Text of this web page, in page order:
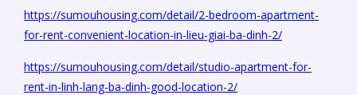
https://sumouhousing.com/detail/2-bedroom-apartment-
for-rent-convenient-location-in-lieu-giai-ba-dinh-2/
https://sumouhousing.com/detail/studio-apartment-for-
rent-in-linh-lang-ba-dinh-good-location-2/